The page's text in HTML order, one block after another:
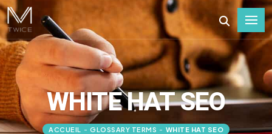
WHITE HAT SEO
ACCUEIL - GLOSSARY TERMS - WHITE HAT SEO